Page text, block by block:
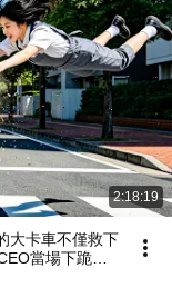
2:18:19
大卡車不僅救下
當場下跪求